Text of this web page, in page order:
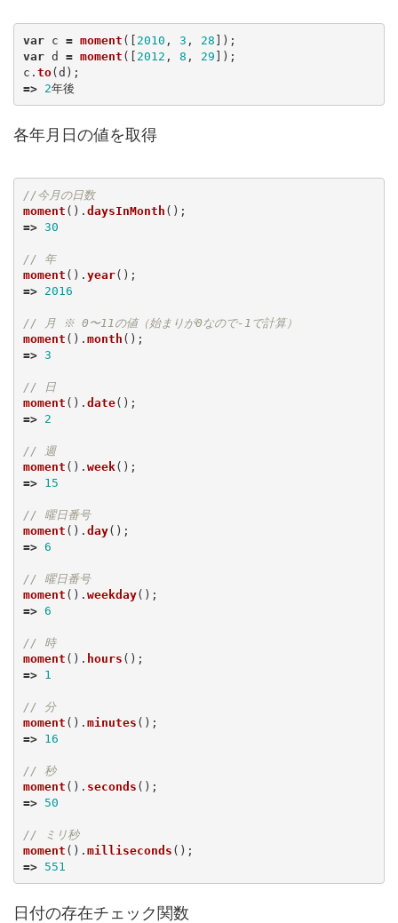
var c = moment ([ 2010 , 3 , 28 ]);
var d = moment ([ 2012 , 8 , 29 ]);
c . to(d );
=>
2年後
各年月日の値を取得
//今月の日数
moment (). daysInMonth ();
=> 30
// 年
moment (). year();
=>
2016
// 月 ※ 0〜11の値（始まりが0なので-1で計算）
moment (). month ();
=> 3
// 日
moment (). date();
=>
2
// 週
moment (). week();
=>
15
// 曜日番号
moment (). day();
=> 6
// 曜日番号
moment (). weekday();
=> 6
// 時
moment (). hours ();
=>
1
// 分
moment (). minutes ();
=>
16
// 秒
moment (). seconds ();
=>
50
// ミリ秒
moment (). milliseconds ();
=>
551
日付の存在チェック関数